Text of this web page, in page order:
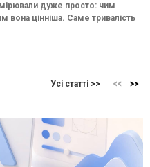
дуже просто: чим
вона цінніша. Саме тривалість
Усі статті >>